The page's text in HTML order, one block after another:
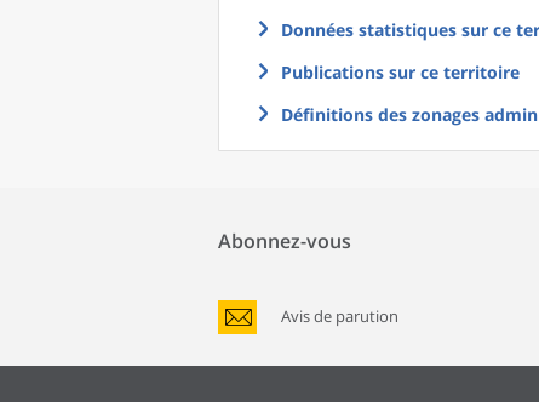
Données statistiques sur ce
Publications sur ce territoire
Définitions des zonages
Abonnez-vous
Avis de parution